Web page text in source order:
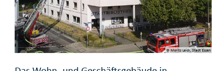
© Moritz Leick, Stadt Essen